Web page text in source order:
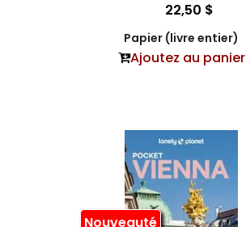
22,50 $
Papier (livre entier)
Ajoutez au panier
Nouveauté